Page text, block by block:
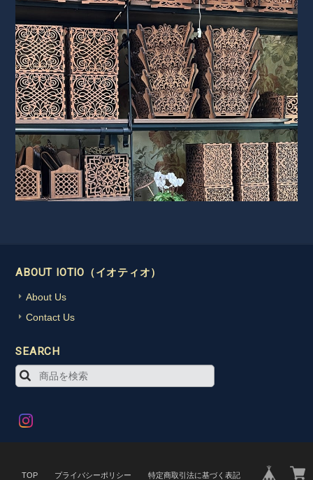
ABOUT IOTIO（イオティオ）
About Us
Contact Us
SEARCH
TOP プライバシーポリシー 特定商取引法に基づく表記